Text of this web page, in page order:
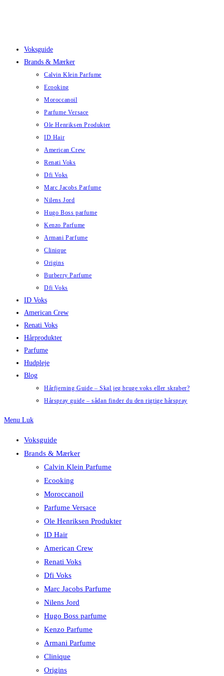
Voksguide
Brands & Mærker
Calvin Klein Parfume
Ecooking
Moroccanoil
Parfume Versace
Ole Henriksen Produkter
ID Hair
American Crew
Renati Voks
Dfi Voks
Marc Jacobs Parfume
Nilens Jord
Hugo Boss parfume
Kenzo Parfume
Armani Parfume
Clinique
Origins
Burberry Parfume
Dfi Voks
ID Voks
American Crew
Renati Voks
Hårprodukter
Parfume
Hudpleje
Blog
Hårfjerning Guide – Skal jeg bruge voks eller skraber?
Hårspray guide – sådan finder du den rigtige hårspray
Menu Luk
Voksguide
Brands & Mærker
Calvin Klein Parfume
Ecooking
Moroccanoil
Parfume Versace
Ole Henriksen Produkter
ID Hair
American Crew
Renati Voks
Dfi Voks
Marc Jacobs Parfume
Nilens Jord
Hugo Boss parfume
Kenzo Parfume
Armani Parfume
Clinique
Origins